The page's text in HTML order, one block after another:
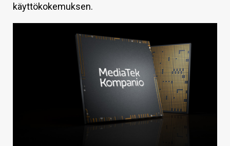
KAUPPA
käyttökokemuksen.